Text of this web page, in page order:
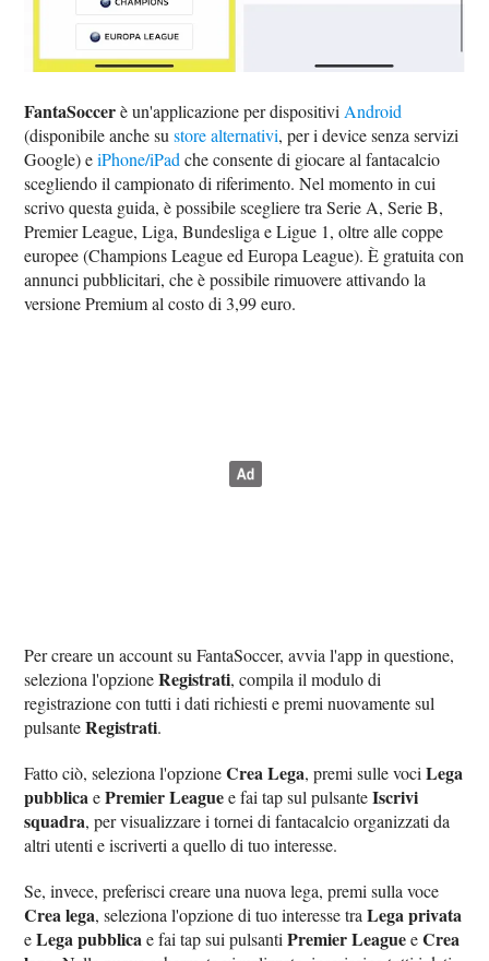
FantaSoccerè un'applicazione per dispositivi Android
(disponibile anche sustore alternativi, per i device senza servizi
Google) eiPhone/iPad che consente di giocare al fantacalcio
scegliendo il campionato di riferimento. Nel momento in cui
scrivo questa guida, è possibile scegliere tra Serie A, Serie B,
Premier League, Liga, Bundesliga e Ligue 1, oltre alle coppe
europee (Champions League ed Europa League). È gratuita con
annunci pubblicitari, che è possibile rimuovere attivando la
versione Premium al costo di 3,99 euro.
Per creare un account su FantaSoccer, avvia l'app in questione,
seleziona l'opzioneRegistrati, compila il modulo di
registrazione con tutti i dati richiesti e premi nuovamente sul
pulsanteRegistrati.
Fatto ciò, seleziona l'opzioneCrea Lega, premi sulle vociLega
pubblicaePremier Leaguee fai tap sul pulsanteIscrivi
squadra, per visualizzare i tornei di fantacalcio organizzati da
altri utenti e iscriverti a quello di tuo interesse.
Se, invece, preferisci creare una nuova lega, premi sulla voce
Crea lega, seleziona l'opzione di tuo interesse traLega privata
eLega pubblicae fai tap sui pulsantiPremier LeagueeCrea